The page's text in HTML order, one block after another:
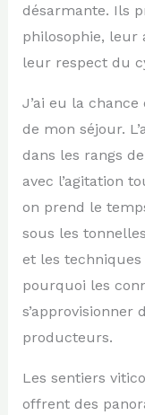
désarmante. Ils
philosophie, leur
leur respect du
J’ai eu la
de mon séjour.
dans les rangs
avec l’agitation
on prend le
sous les
et les
pourquoi les
s’approvisionner
producteurs.
Les sentiers
offrent des